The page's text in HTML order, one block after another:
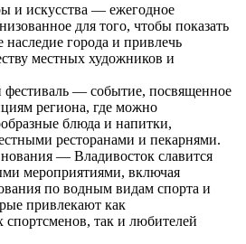
и искусства — ежегодное
для того, чтобы показать
наследие города и привлечь
местных художников и
фестиваль — событие, посвященное
региона, где можно
блюда и напитки,
ресторанами и пекарнями.
— Владивосток славится
мероприятиями, включая
по водным видам спорта и
привлекают как
спортсменов, так и любителей